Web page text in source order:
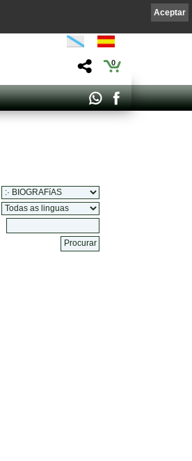
0
Aceptar